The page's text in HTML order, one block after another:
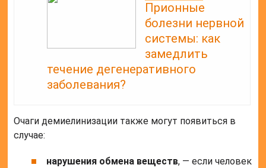
Прионные
болезни нервной
системы: как
замедлить
течение дегенеративного
заболевания?
Очаги демиелинизации также могут появиться в
случае:
нарушения обмена веществ, — если человек